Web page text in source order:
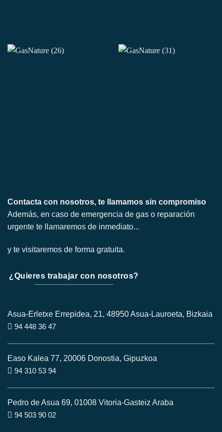
Contacta con nosotros, te llamamos sin compromiso
Además, en caso de emergencia de gas o reparación
urgente te llamaremos de inmediato...
y te visitaremos de forma gratuita.
¿Quieres trabajar con nosotros?
Asua-Erletxe Errepidea, 21, 48950 Asua-Lauroeta, Bizkaia
94 448 36 47
Easo Kalea 77, 20006 Donostia, Gipuzkoa
94 310 53 94
Pedro de Asua 69, 01008 Vitoria-Gasteiz Araba
94 503 90 02